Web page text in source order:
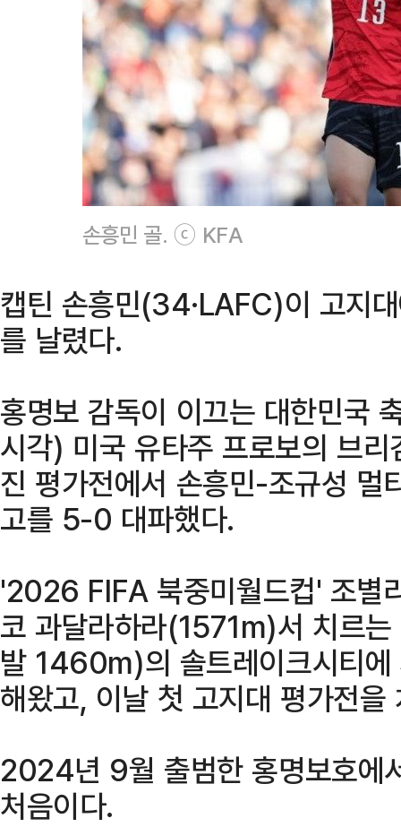
손흥민 골. ⓒ KFA
캡틴 손흥민(34·LAFC)이 고지
를 날렸다.
홍명보 감독이 이끄는 대한민국
시각) 미국 유타주 프로보의 브
진 평가전에서 손흥민-조규성 멀
고를 5-0 대파했다.
'2026 FIFA 북중미월드컵' 조별
코 과달라하라(1571m)서 치르
발 1460m)의 솔트레이크시티에
해왔고, 이날 첫 고지대 평가전을
2024년 9월 출범한 홍명보호에
처음이다.